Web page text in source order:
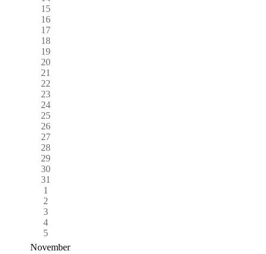
15
16
17
18
19
20
21
22
23
24
25
26
27
28
29
30
31
1
2
3
4
5
November